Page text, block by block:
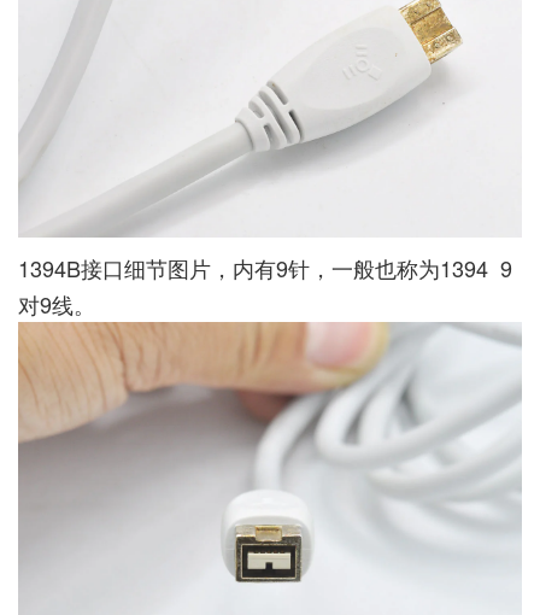
1394B接口细节图片，内有9针，一般也称为1394 9
对9线。